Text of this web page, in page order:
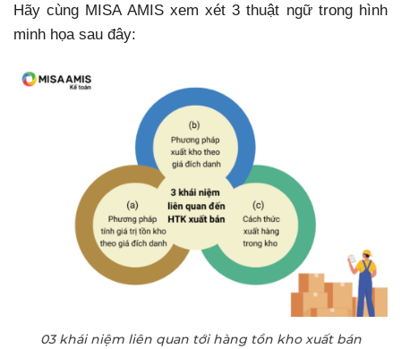
Hãy cùng MISA AMIS xem xét 3 thuật ngữ trong hình
minh họa sau đây:
03 khái niệm liên quan tới hàng tồn kho xuất bán